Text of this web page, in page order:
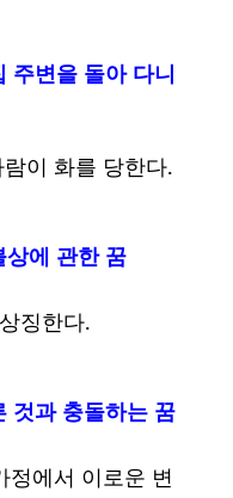
주변을 돌아 다니
이 화를 당한다.
에 관한 꿈
징한다.
것과 충돌하는 꿈
정에서 이로운 변